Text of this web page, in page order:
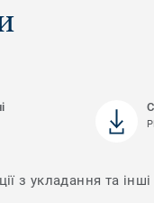
з укладання та